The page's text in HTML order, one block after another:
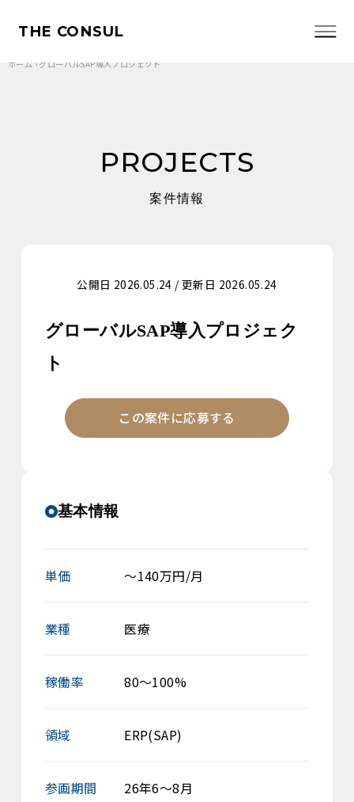
THE CONSUL
ホーム ›グローバルSAP導入プロジェクト
PROJECTS
案件情報
基本情報
単価 ～140万円/月
業種 医療
稼働率 80～100%
領域 ERP(SAP)
参画期間 26年6～8月
公開日 2026.05.24 / 更新日 2026.05.24
グローバルSAP導入プロジェク
ト
この案件に応募する